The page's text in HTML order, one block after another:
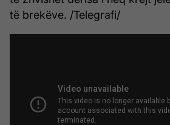
të brekëve. /Telegrafi/